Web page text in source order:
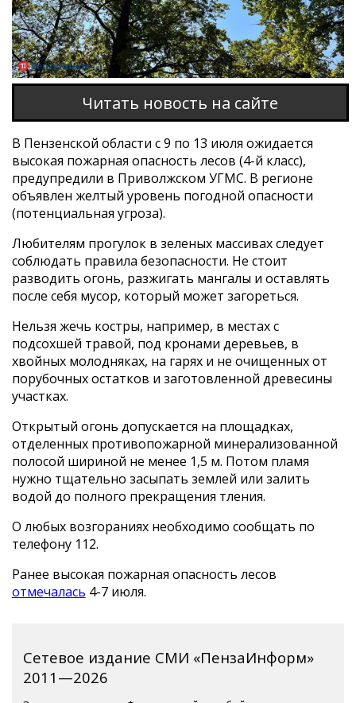
Читать новость на сайте
В Пензенской области с 9 по 13 июля ожидается
высокая пожарная опасность лесов (4-й класс),
предупредили в Приволжском УГМС. В регионе
объявлен желтый уровень погодной опасности
(потенциальная угроза).
Любителям прогулок в зеленых массивах следует
соблюдать правила безопасности. Не стоит
разводить огонь, разжигать мангалы и оставлять
после себя мусор, который может загореться.
Нельзя жечь костры, например, в местах с
подсохшей травой, под кронами деревьев, в
хвойных молодняках, на гарях и не очищенных от
порубочных остатков и заготовленной древесины
участках.
Открытый огонь допускается на площадках,
отделенных противопожарной минерализованной
полосой шириной не менее 1,5 м. Потом пламя
нужно тщательно засыпать землей или залить
водой до полного прекращения тления.
О любых возгораниях необходимо сообщать по
телефону 112.
Ранее высокая пожарная опасность лесов
отмечалась 4-7 июля.
Сетевое издание СМИ «ПензаИнформ»
2011—2026